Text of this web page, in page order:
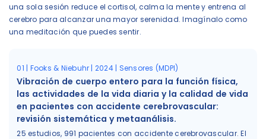
una sola sesión reduce el cortisol, calma la mente y entrena al
cerebro para alcanzar una mayor serenidad. Imagínalo como
una meditación que puedes sentir.
01 | Fooks & Niebuhr | 2024 | Sensores (MDPI)
Vibración de cuerpo entero para la función física,
las actividades de la vida diaria y la calidad de vida
en pacientes con accidente cerebrovascular:
revisión sistemática y metaanálisis.
25 estudios, 991 pacientes con accidente cerebrovascular. El